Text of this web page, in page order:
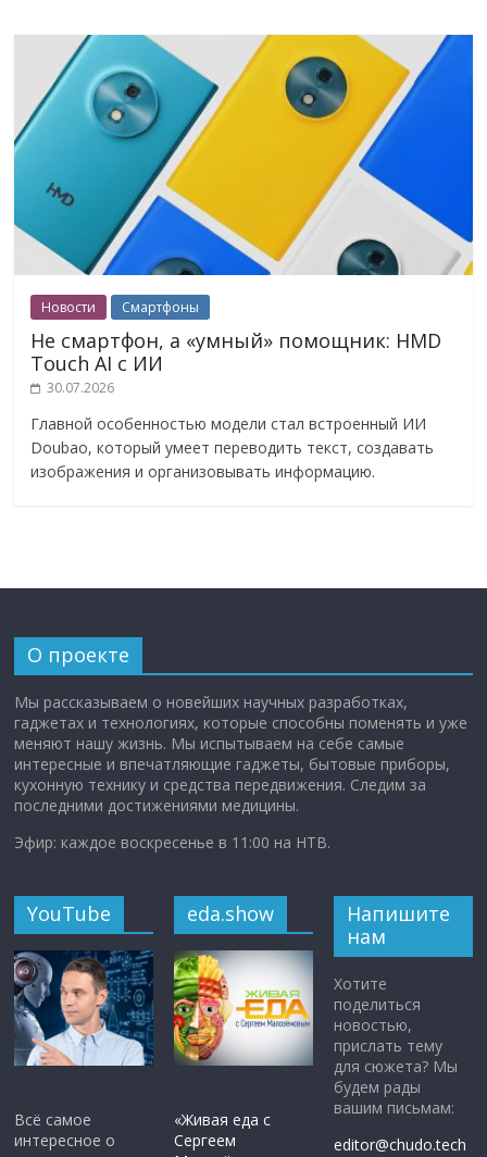
Новости Смартфоны
Не смартфон, а «умный» помощник: HMD
Touch AI с ИИ
30.07.2026
Главной особенностью модели стал встроенный ИИ
Doubao, который умеет переводить текст, создавать
изображения и организовывать информацию.
О проекте
Мы рассказываем о новейших научных разработках,
гаджетах и технологиях, которые способны поменять и уже
меняют нашу жизнь. Мы испытываем на себе самые
интересные и впечатляющие гаджеты, бытовые приборы,
кухонную технику и средства передвижения. Следим за
последними достижениями медицины.
Эфир: каждое воскресенье в 11:00 на НТВ.
YouTube
Всё самое
интересное о
eda.show
«Живая еда с
Сергеем
Напишите
нам
Хотите
поделиться
новостью,
прислать тему
для сюжета? Мы
будем рады
вашим письмам:
editor@chudo.tech